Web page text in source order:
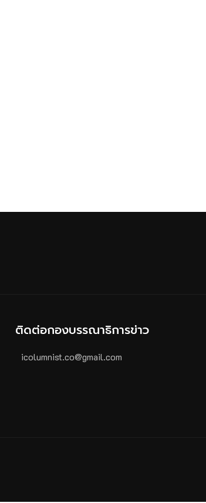
ติดต่อกองบรรณาธิการข่าว
icolumnist.co@gmail.com